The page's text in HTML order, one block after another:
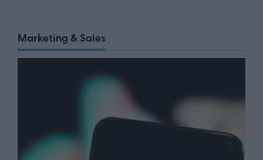
Marketing & Sales